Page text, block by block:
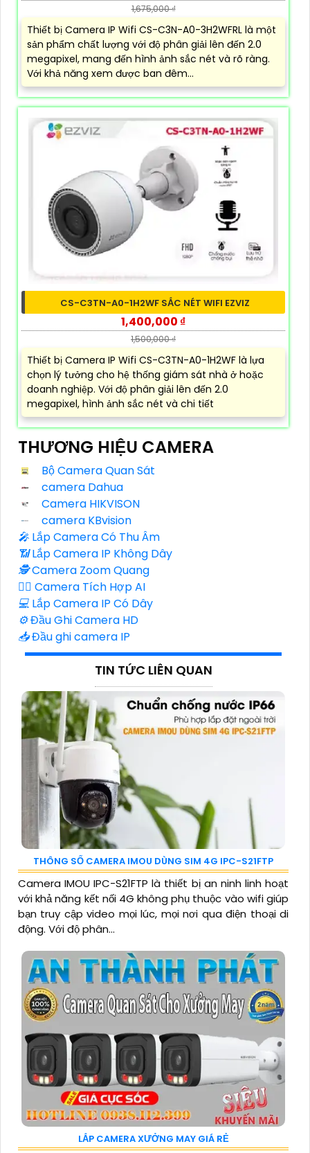
1,675,000 ₫
Thiết bị Camera IP Wifi CS-C3N-A0-3H2WFRL là một
sản phẩm chất lượng với độ phân giải lên đến 2.0
megapixel, mang đến hình ảnh sắc nét và rõ ràng.
Với khả năng xem được ban đêm...
CS-C3TN-A0-1H2WF SẮC NÉT WIFI EZVIZ
1,400,000 ₫
1,500,000 ₫
Thiết bị Camera IP Wifi CS-C3TN-A0-1H2WF là lựa
chọn lý tưởng cho hệ thống giám sát nhà ở hoặc
doanh nghiệp. Với độ phân giải lên đến 2.0
megapixel, hình ảnh sắc nét và chi tiết
THƯƠNG HIỆU CAMERA
Bộ Camera Quan Sát
camera Dahua
Camera HIKVISON
camera KBvision
️🎤️ Lắp Camera Có Thu Âm
📶Lắp Camera IP Không Dây
🕵️Camera Zoom Quang
🧛‍♀️ Camera Tích Hợp AI
💻 Lắp Camera IP Có Dây
⚙️Đầu Ghi Camera HD
📥Đầu ghi camera IP
TIN TỨC LIÊN QUAN
THÔNG SỐ CAMERA IMOU DÙNG SIM 4G IPC-S21FTP
Camera IMOU IPC-S21FTP là thiết bị an ninh linh hoạt
với khả năng kết nối 4G không phụ thuộc vào wifi giúp
bạn truy cập video mọi lúc, mọi nơi qua điện thoại di
động. Với độ phân...
LẮP CAMERA XƯỞNG MAY GIÁ RẺ